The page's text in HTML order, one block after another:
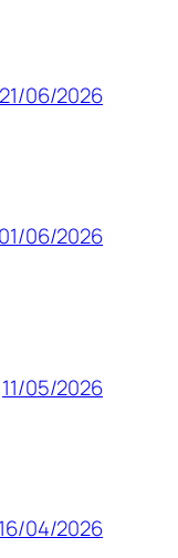
21/06/2026
01/06/2026
11/05/2026
16/04/2026